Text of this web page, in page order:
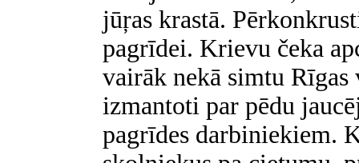
jūŗas krastā.
pagrīdei. Krievu čeka
vairāk nekā simtu
izmantoti par pēdu
pagrīdes darbiniekiem.